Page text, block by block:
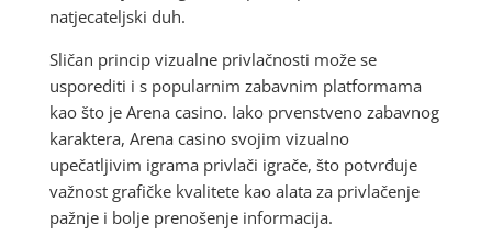
natjecateljski duh.
Sličan princip vizualne privlačnosti može se
usporediti i s popularnim zabavnim platformama
kao što je Arena casino. Iako prvenstveno zabavnog
karaktera, Arena casino svojim vizualno
upečatljivim igrama privlači igrače, što potvrđuje
važnost grafičke kvalitete kao alata za privlačenje
pažnje i bolje prenošenje informacija.